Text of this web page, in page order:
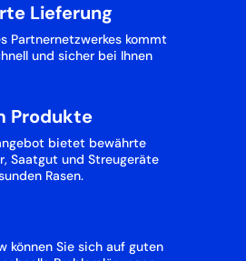
Lieferung
Partnernetzwerkes kommt
und sicher bei Ihnen
Produkte
bietet bewährte
Saatgut und Streugeräte
Rasen.
können Sie sich auf guten